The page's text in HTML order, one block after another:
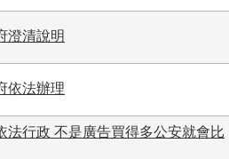
澄清說明
依法辦理
法行政 不是廣告買得多公安就會比